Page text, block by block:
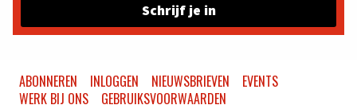
Schrijf je in
ABONNEREN INLOGGEN NIEUWSBRIEVEN
EVENTS
WERK BIJ ONS
GEBRUIKSVOORWAARDEN